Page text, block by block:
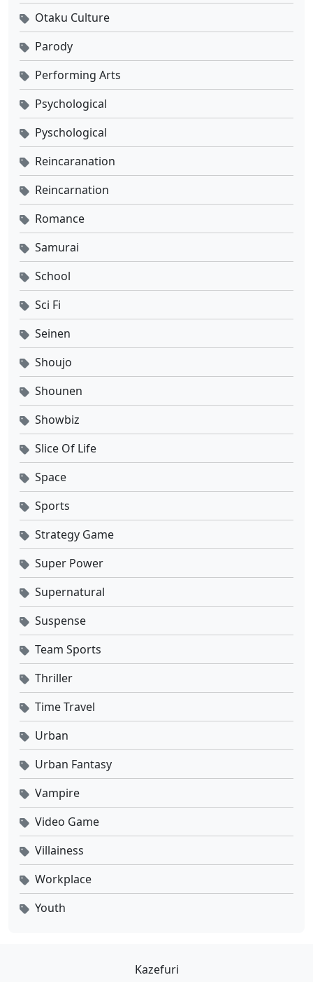
Otaku Culture
Parody
Performing Arts
Psychological
Pyschological
Reincaranation
Reincarnation
Romance
Samurai
School
Sci Fi
Seinen
Shoujo
Shounen
Showbiz
Slice Of Life
Space
Sports
Strategy Game
Super Power
Supernatural
Suspense
Team Sports
Thriller
Time Travel
Urban
Urban Fantasy
Vampire
Video Game
Villainess
Workplace
Youth
Kazefuri